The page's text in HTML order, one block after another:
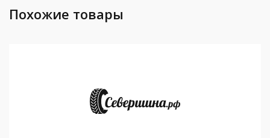
Похожие товары